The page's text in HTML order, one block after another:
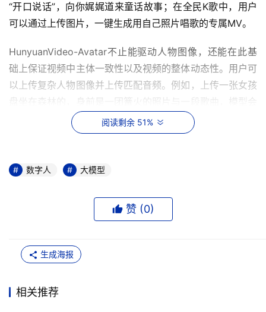
“开口说话”，向你娓娓道来童话故事；在全民K歌中，用户
可以通过上传图片，一键生成用自己照片唱歌的专属MV。
HunyuanVideo-Avatar不止能驱动人物图像，还能在此基
础上保证视频中主体一致性以及视频的整体动态性。用户可
以上传复杂人物图像并上传匹配音频。例如，上传一张女孩
盘坐在森林的，身前是一团篝火的照片与一段歌曲，模型会
理解到“一个女孩在森林空地上唱歌，她身前是一堆熊熊燃
烧的篝火，火苗欢快跳跃，橘红色的火光映照在她身上，为
物动作自然和背景动态性高的视频。
在主体一致性、音画同步方面，HunyuanVideo-Avatar效
果超越开闭源方案，处在业内顶尖水平；在画面动态、肢体
水平。
支持半身或全身场景，显著提升视频的真实感和表现力。同
阅读剩余 51%
数字人 大模型
赞 (0)
生成海报
相关推荐